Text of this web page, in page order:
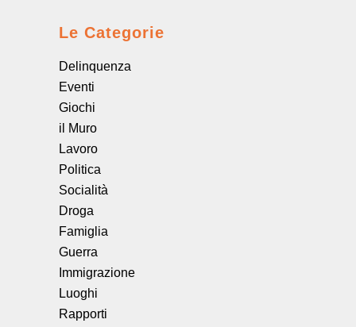
Le Categorie
Delinquenza
Eventi
Giochi
il Muro
Lavoro
Politica
Socialità
Droga
Famiglia
Guerra
Immigrazione
Luoghi
Rapporti